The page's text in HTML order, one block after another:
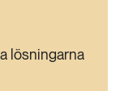
lösningarna